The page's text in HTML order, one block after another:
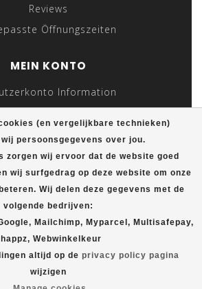
(en vergelijkbare technieken)
persoonsgegevens over jou.
zorgen wij ervoor dat de website goed
wij surfgedrag op deze website om onze
Wij delen deze gegevens met de
volgende bedrijven:
Mailchimp, Myparcel, Multisafepay,
Webwinkelkeur
altijd op de privacy policy pagina
wijzigen
Reviews
Öffnungszeiten
MEIN KONTO
Information
Bestellungen
Nachrichten (Tickets)
Mein Wunschzettel
Vergleichen
Alle Produkte
2026 T-shirt Plein